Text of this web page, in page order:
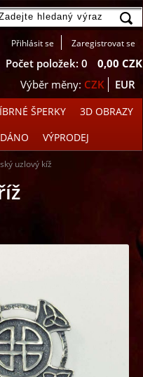
ŠPERKY
3D OBRAZY
VÝPRODEJ
CZK EUR
Počet položek: 0 0,00 CZK
Přihlásit se Zaregistrovat se
uzlový kíž